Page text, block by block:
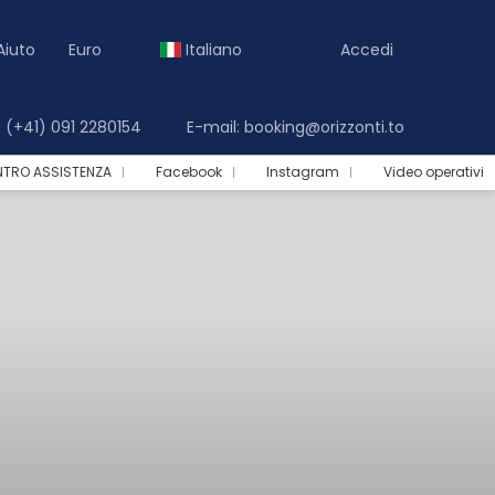
Euro Italiano Accedi
091 2280154 E-mail: booking@orizzonti.to
ASSISTENZA Facebook Instagram Video operativi